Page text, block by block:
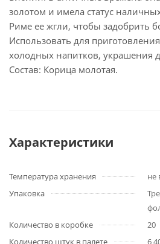
золотом и имела статус
Риме ее жгли, чтобы задобрить
Использовать для
холодных напитков, украшения
Состав: Корица молотая.
Характеристики
Температура хранения
не
Упаковка
Количество в коробке
20
Количество штук в палете
6